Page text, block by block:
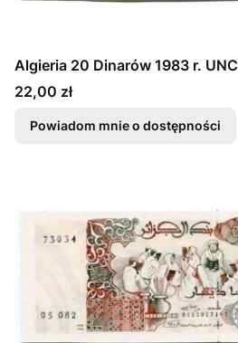
Algieria 20 Dinarów 1983 r. UNC
Cena
22,00 zł
Powiadom mnie o dostępności